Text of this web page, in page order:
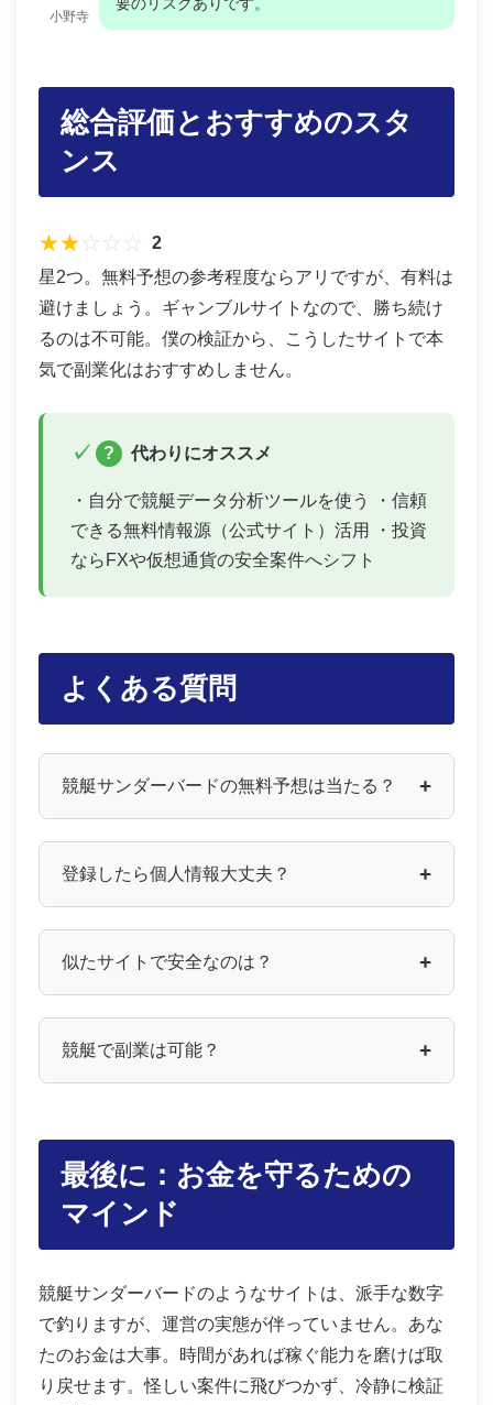
小野寺
要のリスクありです。
総合評価とおすすめのスタ
ンス
★★☆ ☆ ☆
2
星2つ。無料予想の参考程度ならアリですが、有料は
避けましょう。ギャンブルサイトなので、勝ち続け
るのは不可能。僕の検証から、こうしたサイトで本
気で副業化はおすすめしません。
? 代わりにオススメ
・自分で競艇データ分析ツールを使う ・信頼
できる無料情報源（公式サイト）活用 ・投資
ならFXや仮想通貨の安全案件へシフト
よくある質問
競艇サンダーバードの無料予想は当たる？
登録したら個人情報大丈夫？
似たサイトで安全なのは？
競艇で副業は可能？
最後に：お金を守るための
マインド
競艇サンダーバードのようなサイトは、派手な数字
で釣りますが、運営の実態が伴っていません。あな
たのお金は大事。時間があれば稼ぐ能力を磨けば取
り戻せます。怪しい案件に飛びつかず、冷静に検証